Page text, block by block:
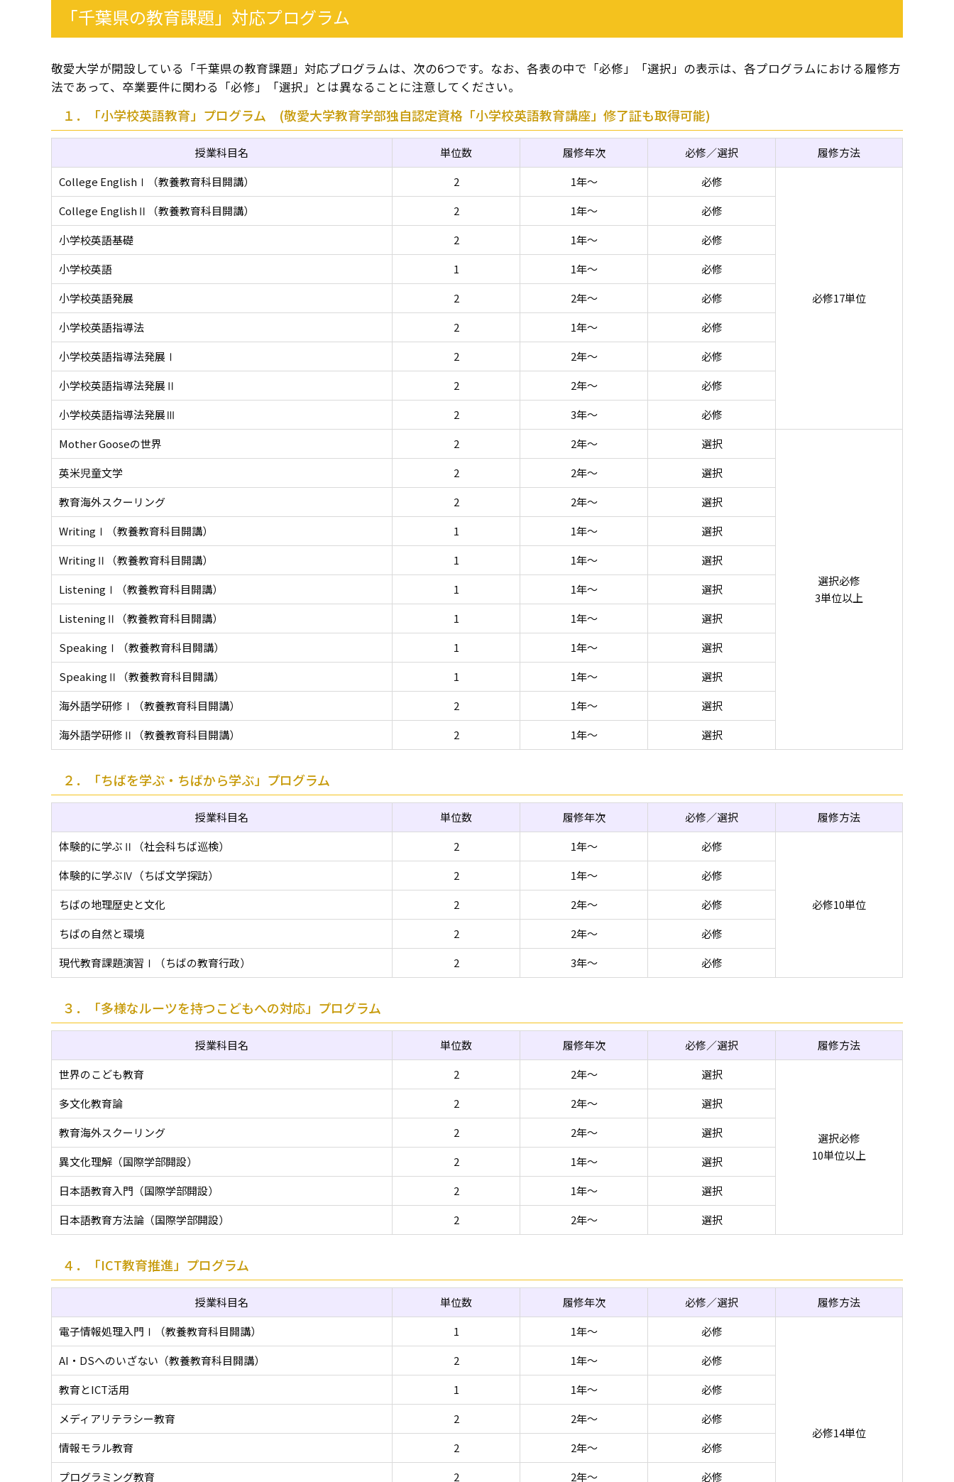
「千葉県の教育課題」対応プログラム
敬愛大学が開設している「千葉県の教育課題」対応プログラムは、次の6つです。なお、各表の中で「必修」「選択」の表示は、各プログラムにおける履修方
法であって、卒業要件に関わる「必修」「選択」とは異なることに注意してください。
１．「小学校英語教育」プログラム (敬愛大学教育学部独自認定資格「小学校英語教育講座」修了証も取得可能)
授業科目名 単位数 履修年次 必修／選択
履修方法
College EnglishⅠ（教養教育科目開講）
2 1年～ 必修
必修17単位
College EnglishⅡ（教養教育科目開講） 2 1年～
必修
小学校英語基礎
2 1年～
必修
小学校英語
1 1年～
必修
小学校英語発展
2 2年～
必修
小学校英語指導法
2 1年～
必修
小学校英語指導法発展Ⅰ
2 2年～
必修
小学校英語指導法発展Ⅱ
2 2年～
必修
小学校英語指導法発展Ⅲ
2 3年～
必修
Mother Gooseの世界
2 2年～ 選択
選択必修
3単位以上
英米児童文学 2 2年～
選択
教育海外スクーリング
2 2年～
選択
WritingⅠ（教養教育科目開講）
1 1年～
選択
WritingⅡ（教養教育科目開講）
1 1年～
選択
ListeningⅠ（教養教育科目開講）
1 1年～
選択
ListeningⅡ（教養教育科目開講）
1 1年～
選択
SpeakingⅠ（教養教育科目開講）
1 1年～
選択
SpeakingⅡ（教養教育科目開講）
1 1年～
選択
海外語学研修Ⅰ（教養教育科目開講）
2 1年～
選択
海外語学研修Ⅱ（教養教育科目開講）
2 1年～ 選択
２．「ちばを学ぶ・ちばから学ぶ」プログラム
授業科目名 単位数 履修年次 必修／選択
履修方法
体験的に学ぶⅡ（社会科ちば巡検）
2 1年～ 必修
必修10単位
体験的に学ぶⅣ（ちば文学探訪） 2 1年～
必修
ちばの地理歴史と文化
2 2年～
必修
ちばの自然と環境
2 2年～
必修
現代教育課題演習Ⅰ（ちばの教育行政）
2 3年～ 必修
３．「多様なルーツを持つこどもへの対応」プログラム
授業科目名 単位数 履修年次 必修／選択
履修方法
世界のこども教育
2 2年～ 選択
選択必修
10単位以上
多文化教育論 2 2年～
選択
教育海外スクーリング
2 2年～
選択
異文化理解（国際学部開設）
2 1年～
選択
日本語教育入門（国際学部開設）
2 1年～
選択
日本語教育方法論（国際学部開設）
2 2年～ 選択
４．「ICT教育推進」プログラム
授業科目名 単位数 履修年次 必修／選択
履修方法
電子情報処理入門Ⅰ（教養教育科目開講）
1 1年～ 必修
必修14単位
AI・DSへのいざない（教養教育科目開講） 2 1年～
必修
教育とICT活用
1 1年～
必修
メディアリテラシー教育
2 2年～
必修
情報モラル教育
2 2年～
必修
プログラミング教育
2 2年～ 必修